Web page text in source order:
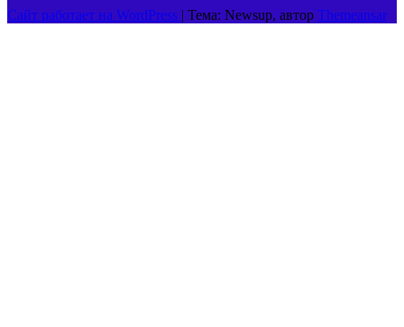
Сайт работает на WordPress | Тема: Newsup, автор Themeansar